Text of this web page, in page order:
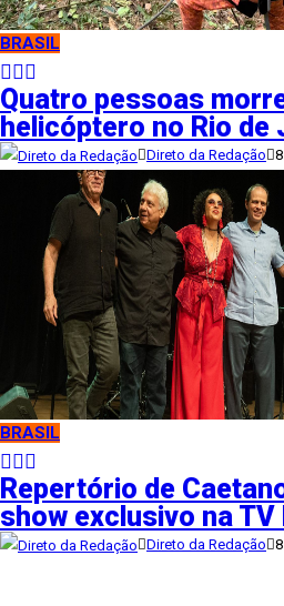
BRASIL
Quatro pessoas
helicóptero no Rio de
Direto da Redação
BRASIL
Repertório de
show exclusivo na TV
Direto da Redação